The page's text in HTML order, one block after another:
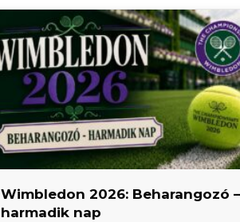
Wimbledon 2026: Beharangozó –
harmadik nap